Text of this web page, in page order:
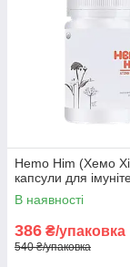
Hemo Him (Хемо
капсули для
В наявності
386 ₴/упаковка
540 ₴/упаковка